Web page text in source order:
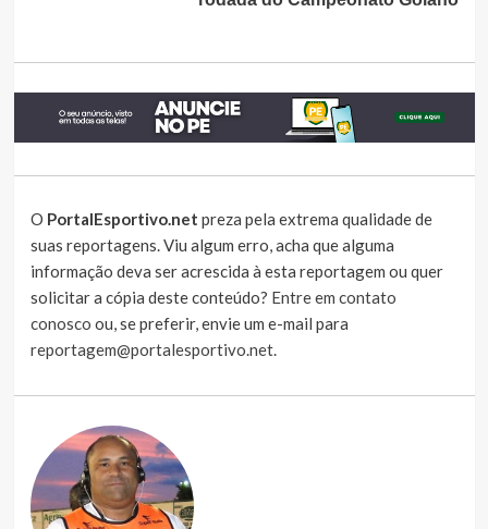
O PortalEsportivo.net preza pela extrema qualidade de
suas reportagens. Viu algum erro, acha que alguma
informação deva ser acrescida à esta reportagem ou quer
solicitar a cópia deste conteúdo? Entre em contato
conosco ou, se preferir, envie um e-mail para
reportagem@portalesportivo.net.